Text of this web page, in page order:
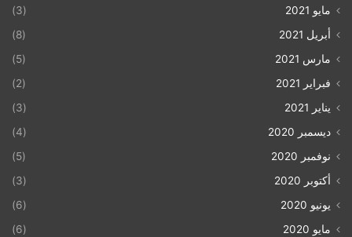
مايو 2021
(3)
أبريل 2021
(8)
مارس 2021
(5)
فبراير 2021
(2)
يناير 2021
(3)
ديسمبر 2020
(4)
نوفمبر 2020
(5)
أكتوبر 2020
(3)
يونيو 2020
(6)
مايو 2020
(6)